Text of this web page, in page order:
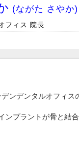
(ながた さやか)
フィス 院長
ンデンタルオフィス
プラントが骨と結